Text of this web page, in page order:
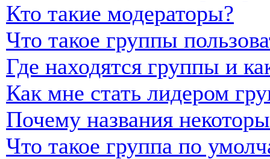
Кто такие модераторы?
Что такое группы
Где находятся группы и
Как мне стать лидером
Почему названия
Что такое группа по